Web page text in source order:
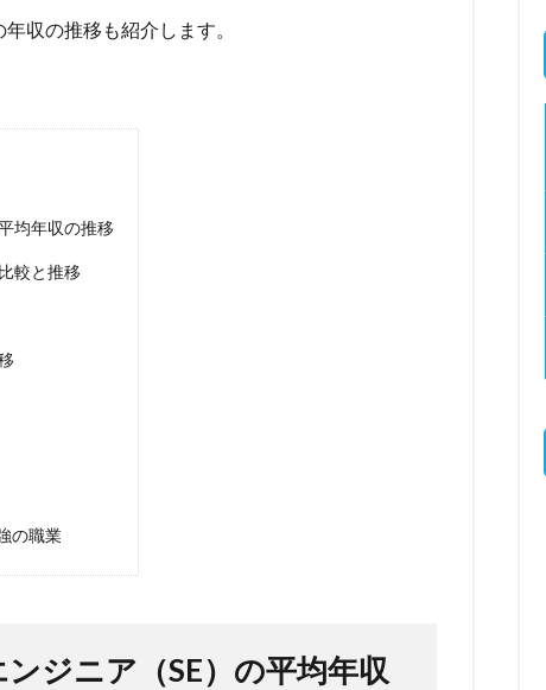
収の推移も紹介します。
均年収の推移
較と推移
の職業
ジニア（SE）の平均年収